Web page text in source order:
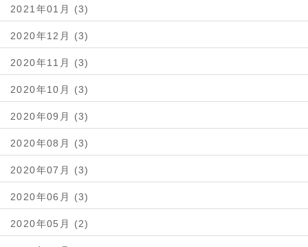
2021年01月 (3)
2020年12月 (3)
2020年11月 (3)
2020年10月 (3)
2020年09月 (3)
2020年08月 (3)
2020年07月 (3)
2020年06月 (3)
2020年05月 (2)